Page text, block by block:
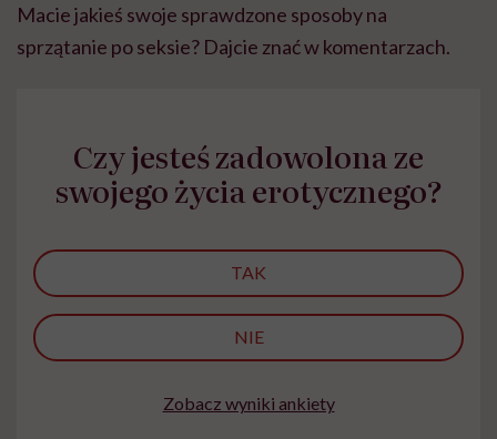
Macie jakieś swoje sprawdzone sposoby na
sprzątanie po seksie? Dajcie znać w komentarzach.
Czy jesteś zadowolona ze
swojego życia erotycznego?
TAK
NIE
Zobacz wyniki ankiety